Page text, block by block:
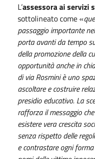
L’assessora ai servizi
sottolineato come «
passaggio importante
porta avanti da tempo
della promozione della
opportunità anche in
di via Rosmini è uno
ascoltare e costruire
presidio educativo. La
rafforza il messaggio
esistere vera crescita
senza rispetto delle
e contrastare ogni